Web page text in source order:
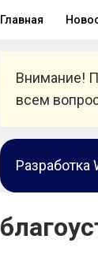
Главная
Внимание!
всем
Разработка